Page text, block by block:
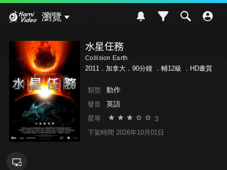
瀏覽
水星任務
Collision Earth
2011．加拿大．90分鐘 ． 輔12級 ．HD畫質
類型 動作
發音 英語
星等 3
下架時間 2026年10月01日